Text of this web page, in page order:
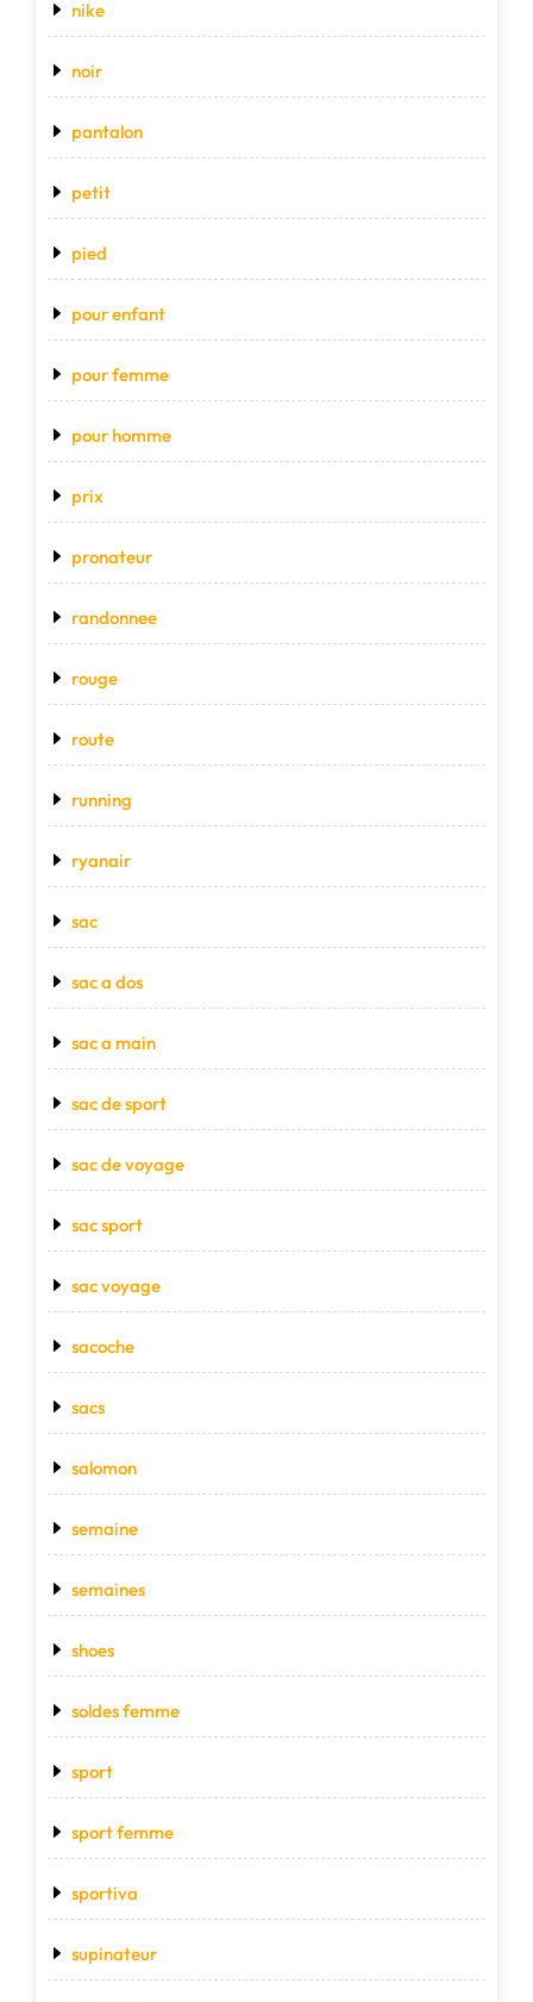
nike
noir
pantalon
petit
pied
pour enfant
pour femme
pour homme
prix
pronateur
randonnee
rouge
route
running
ryanair
sac
sac a dos
sac a main
sac de sport
sac de voyage
sac sport
sac voyage
sacoche
sacs
salomon
semaine
semaines
shoes
soldes femme
sport
sport femme
sportiva
supinateur